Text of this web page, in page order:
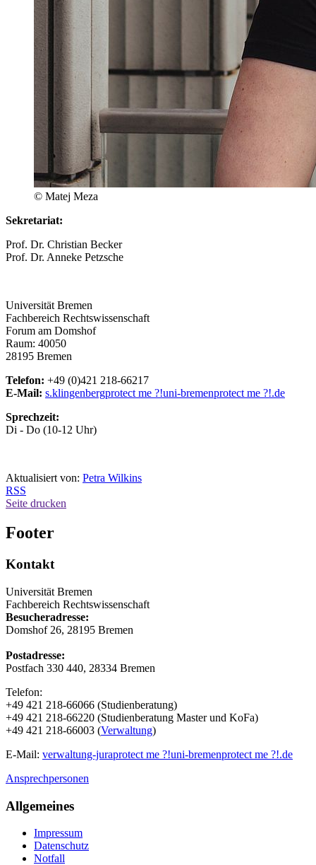
© Matej Meza
Sekretariat:
Prof. Dr. Christian Becker
Prof. Dr. Anneke Petzsche
Universität Bremen
Fachbereich Rechtswissenschaft
Forum am Domshof
Raum: 40050
28195 Bremen
Telefon: +49 (0)421 218-66217
E-Mail: s.klingenbergprotect me ?!uni-bremenprotect me ?!.de
Sprechzeit:
Di - Do (10-12 Uhr)
Aktualisiert von: Petra Wilkins
RSS
Seite drucken
Footer
Kontakt
Universität Bremen
Fachbereich Rechtswissenschaft
Besucheradresse:
Domshof 26, 28195 Bremen
Postadresse:
Postfach 330 440, 28334 Bremen
Telefon:
+49 421 218-66066 (Studienberatung)
+49 421 218-66220 (Studienberatung Master und KoFa)
+49 421 218-66003 (Verwaltung)
E-Mail: verwaltung-juraprotect me ?!uni-bremenprotect me ?!.de
Ansprechpersonen
Allgemeines
Impressum
Datenschutz
Notfall